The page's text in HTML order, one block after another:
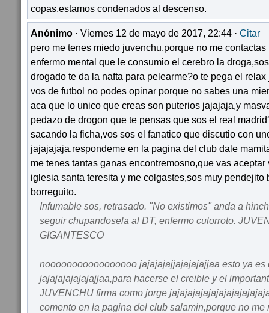
copas,estamos condenados al descenso.
Anónimo · Viernes 12 de mayo de 2017, 22:44 · Citar
pero me tenes miedo juvenchu,porque no me
enfermo mental que le consumio el cerebro la
drogado te da la nafta para pelearme?o te pega el
vos de futbol no podes opinar porque no sabes una
aca que lo unico que creas son puterios jajajaja,y
pedazo de drogon que te pensas que sos el real
sacando la ficha,vos sos el fanatico que discutio con
jajajajaja,respondeme en la pagina del club dale
me tenes tantas ganas encontremosno,que vas
iglesia santa teresita y me colgastes,sos muy pendejito
borreguito.
Infumable sos, retrasado. "No existimos" anda a
seguir chupandosela al DT, enfermo culorroto.
GIGANTESCO
nooooooooooooooooo jajajajajjajajajajjaa esto ya es
jajajajajajajajjaa,para hacerse el creible y el
JUVENCHU firma como jorge
comento en la pagina del club salamin,porque no